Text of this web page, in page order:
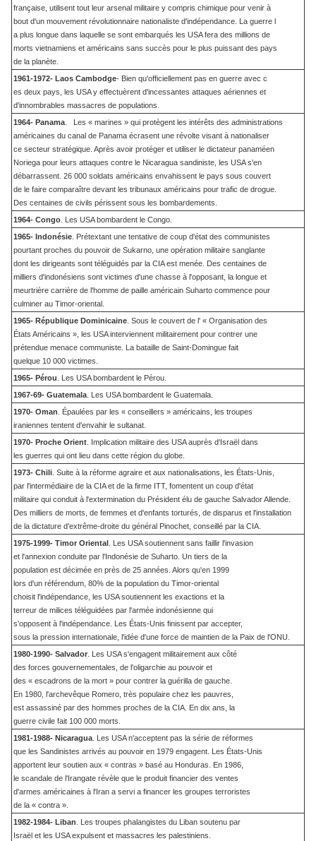
française, utilisent tout leur arsenal militaire y compris chimique pour venir à
bout d'un mouvement révolutionnaire nationaliste d'indépendance. La guerre l
a plus longue dans laquelle se sont embarqués les USA fera des millions de
morts vietnamiens et américains sans succès pour le plus puissant des pays
de la planète.
1961-1972- Laos Cambodge- Bien qu'officiellement pas en guerre avec c
es deux pays, les USA y effectuèrent d'incessantes attaques aériennes et
d'innombrables massacres de populations.
1964- Panama . Les « marines » qui protègent les intérêts des administrations
américaines du canal de Panama écrasent une révolte visant à nationaliser
ce secteur stratégique. Après avoir protéger et utiliser le dictateur panaméen
Noriega pour leurs attaques contre le Nicaragua sandiniste, les USA s'en
débarrassent. 26 000 soldats américains envahissent le pays sous couvert
de le faire comparaître devant les tribunaux américains pour trafic de drogue.
Des centaines de civils périssent sous les bombardements.
1964- Congo . Les USA bombardent le Congo.
1965- Indonésie . Prétextant une tentative de coup d'état des communistes
pourtant proches du pouvoir de Sukarno, une opération militaire sanglante
dont les dirigeants sont téléguidés par la CIA est menée. Des centaines de
milliers d'indonésiens sont victimes d'une chasse à l'opposant, la longue et
meurtrière carrière de l'homme de paille américain Suharto commence pour
culminer au Timor-oriental.
1965- République Dominicaine . Sous le couvert de l' « Organisation des
États Américains », les USA interviennent militairement pour contrer une
prétendue menace communiste. La bataille de Saint-Domingue fait
quelque 10 000 victimes.
1965- Pérou . Les USA bombardent le Pérou.
1967-69- Guatemala . Les USA bombardent le Guatemala.
1970- Oman . Épaulées par les « conseillers » américains, les troupes
iraniennes tentent d'envahir le sultanat.
1970- Proche Orient . Implication militaire des USA auprès d'Israël dans
les guerres qui ont lieu dans cette région du globe.
1973- Chili . Suite à la réforme agraire et aux nationalisations, les États-Unis,
par l'intermédiaire de la CIA et de la firme ITT, fomentent un coup d'état
militaire qui conduit à l'extermination du Président élu de gauche Salvador Allende.
Des milliers de morts, de femmes et d'enfants torturés, de disparus et l'installation
de la dictature d'extrême-droite du général Pinochet, conseillé par la CIA.
1975-1999- Timor Oriental . Les USA soutiennent sans faillir l'invasion
et l'annexion conduite par l'Indonésie de Suharto. Un tiers de la
population est décimée en près de 25 années. Alors qu'en 1999
lors d'un référendum, 80% de la population du Timor-oriental
choisit l'indépendance, les USA soutiennent les exactions et la
terreur de milices téléguidées par l'armée indonésienne qui
s'opposent à l'indépendance. Les États-Unis finissent par accepter,
sous la pression internationale, l'idée d'une force de maintien de la Paix de l'ONU.
1980-1990- Salvador . Les USA s'engagent militairement aux côté
des forces gouvernementales, de l'oligarchie au pouvoir et
des « escadrons de la mort » pour contrer la guérilla de gauche.
En 1980, l'archevêque Romero, très populaire chez les pauvres,
est assassiné par des hommes proches de la CIA. En dix ans, la
guerre civile fait 100 000 morts.
1981-1988- Nicaragua . Les USA n'acceptent pas la série de réformes
que les Sandinistes arrivés au pouvoir en 1979 engagent. Les États-Unis
apportent leur soutien aux « contras » basé au Honduras. En 1986,
le scandale de l'Irangate révèle que le produit financier des ventes
d'armes américaines à l'Iran a servi a financer les groupes terroristes
de la « contra ».
1982-1984- Liban . Les troupes phalangistes du Liban soutenu par
Israël et les USA expulsent et massacres les palestiniens.